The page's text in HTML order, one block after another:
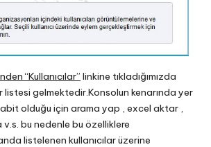
“Kullanıcılar” linkine tıkladığımızda
listesi gelmektedir.Konsolun kenarında yer
olduğu için arama yap , excel aktar ,
v.s. bu nedenle bu özelliklere
listelenen kullanıcılar üzerine